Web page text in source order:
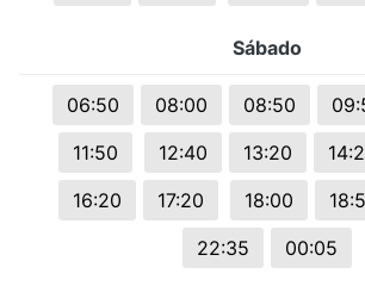
Sábado
06:50 08:00 08:50
11:50
12:40 13:20
16:20
17:20 18:00
22:35
00:05